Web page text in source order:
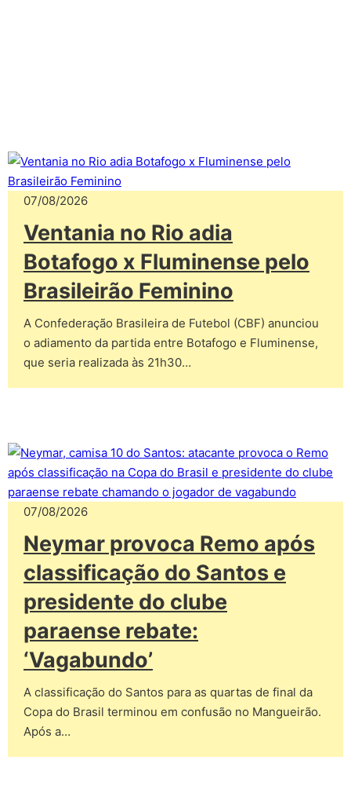
07/08/2026
Ventania no Rio adia
Botafogo x Fluminense pelo
Brasileirão Feminino
A Confederação Brasileira de Futebol (CBF) anunciou
o adiamento da partida entre Botafogo e Fluminense,
que seria realizada às 21h30…
07/08/2026
Neymar provoca Remo após
classificação do Santos e
presidente do clube
paraense rebate:
‘Vagabundo’
A classificação do Santos para as quartas de final da
Copa do Brasil terminou em confusão no Mangueirão.
Após a…